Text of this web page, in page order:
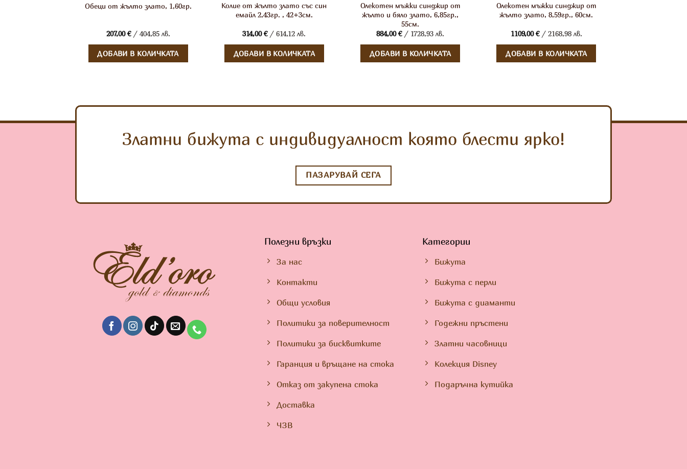
Обеци от жълто злато, 1,60гр.
207,00€/ 404,85 лв.
ДОБАВИ В КОЛИЧКАТА
Колие от жълто злато със син
емайл 2,43гр. , 42+3см.
314,00€/ 614,12 лв.
ДОБАВИ В КОЛИЧКАТА
Олекотен мъжки синджир от
жълто и бяло злато, 6,85гр.,
55см.
884,00€/ 1728,93 лв.
ДОБАВИ В КОЛИЧКАТА
Олекотен мъжки синджир от
жълто злато, 8,59гр., 60см.
1109,00€/ 2168,98 лв.
ДОБАВИ В КОЛИЧКАТА
Златни бижута с индивидуалност която блести ярко!
ПАЗАРУВАЙ СЕГА
Полезни връзки
За нас
Контакти
Общи условия
Политики за поверителност
Политики за бисквитките
Гаранция и връщане на стока
Отказ от закупена стока
Доставка
ЧЗВ
Категории
Бижута
Бижута с перли
Бижута с диаманти
Годежни пръстени
Златни часовници
Колекция Disney
Подаръчна кутийка